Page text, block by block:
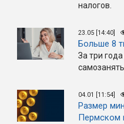
налогов.
23.05 [14:40]
Больше 8
За три
04.01 [11:54]
Размер
Пермском